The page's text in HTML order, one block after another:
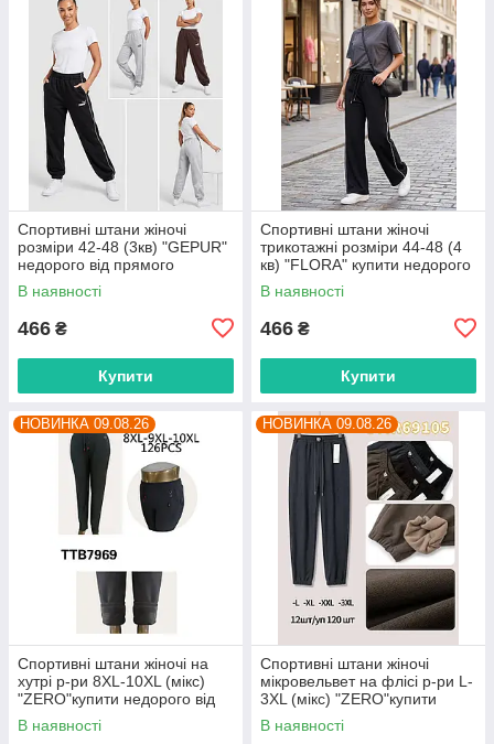
Спортивні штани жіночі
розміри 42-48 (3кв) "GEPUR"
недорого від прямого
постачальника
В наявності
466 ₴
Купити
Спортивні штани жіночі
трикотажні розміри 44-48 (4
кв) "FLORA" купити недорого
від прямого постачальника
В наявності
466 ₴
Купити
НОВИНКА 09.08.26
Спортивні штани жіночі на
хутрі р-ри 8XL-10XL (мікс)
"ZERO"купити недорого від
прямого постачальника
В наявності
НОВИНКА 09.08.26
Спортивні штани жіночі
мікровельвет на флісі р-ри L-
3XL (мікс) "ZERO"купити
недорого від прямого
постачальника
В наявності